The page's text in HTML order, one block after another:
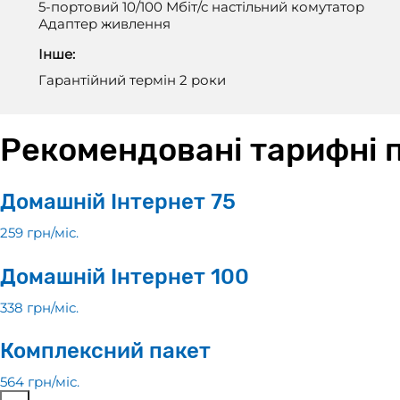
5-портовий 10/100 Мбіт/с настільний комутатор
Адаптер живлення
Інше:
Гарантійний термін 2 роки
Рекомендовані тарифні
Домашній Інтернет 75
259 грн/мiс.
Домашній Інтернет 100
338 грн/мiс.
Комплексний пакет
564 грн/мiс.